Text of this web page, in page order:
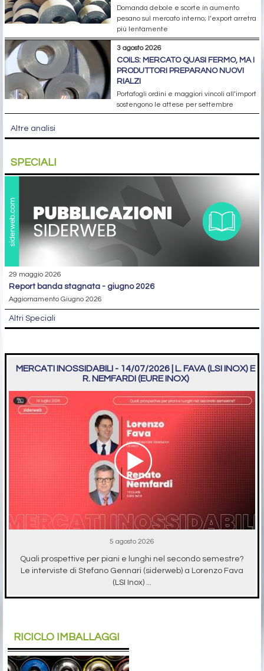
Domanda debole e scorte in aumento
pesano sul mercato interno; l’export arretra
più lentamente
3 agosto 2026
COILS: MERCATO QUASI FERMO, MA I
PRODUTTORI PREPARANO NUOVI
RIALZI
Portafogli ordini e maggiori vincoli all’import
sostengono le attese per settembre
Altre analisi
SPECIALI
29 maggio 2026
report banda stagnata - giugno 2026
Aggiornamento Giugno 2026
Altri Speciali
MERCATI INOSSIDABILI - 14/07/2026 | L. FAVA (LSI INOX) E
R. NEMFARDI (EURE INOX)
5 agosto 2026
Quali prospettive per piani e lunghi nel secondo semestre?
Le interviste di Stefano Gennari (siderweb) a Lorenzo Fava
(LSI Inox) ...
RICICLO IMBALLAGGI